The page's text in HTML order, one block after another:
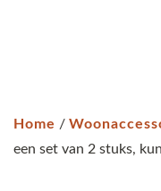
Home /
een set van 2 stuks,